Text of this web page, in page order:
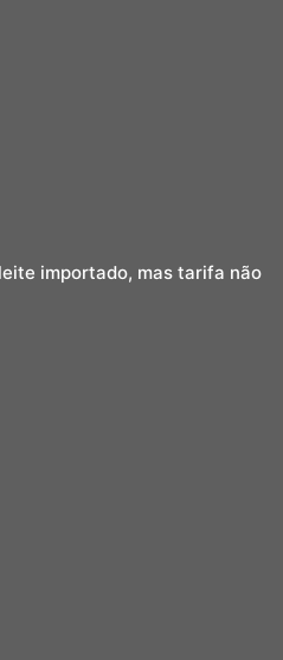
importado, mas tarifa não